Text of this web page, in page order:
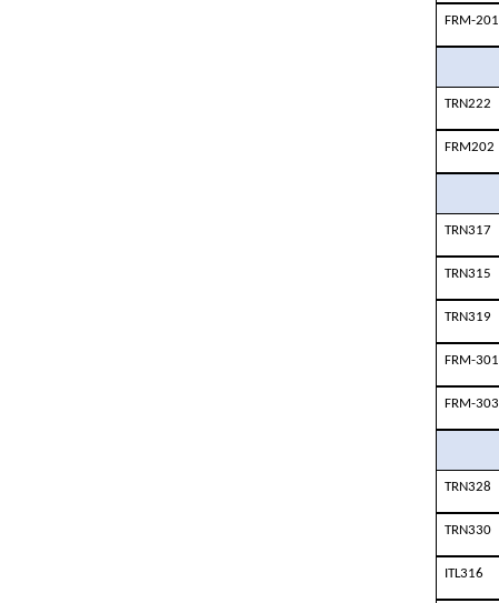
FRM-201
TRN222
FRM202
TRN317
TRN315
TRN319
FRM-301
FRM-303
TRN328
TRN330
ITL316